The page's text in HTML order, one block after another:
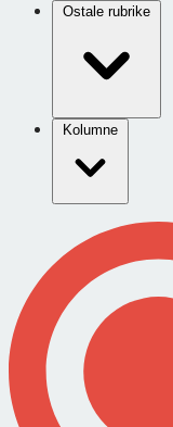
Ostale rubrike
Kolumne